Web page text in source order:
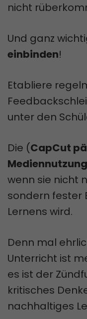
nicht
Und ganz
einbinden!
Etabliere
unter den
Die (CapCut
Mediennutzung
wenn sie nicht
sondern fester
Lernens wird.
Denn mal
Unterricht ist
es ist der
kritisches
nachhaltiges